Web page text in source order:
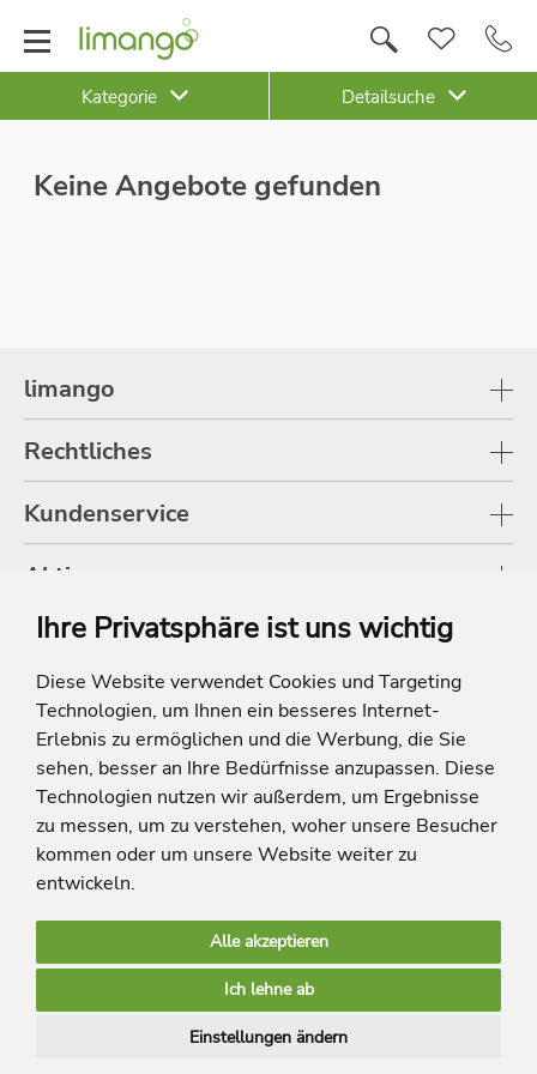
Ihre Privatsphäre ist uns wichtig
Diese Website verwendet Cookies und Targeting
Technologien, um Ihnen ein besseres Internet-
Erlebnis zu ermöglichen und die Werbung, die Sie
sehen, besser an Ihre Bedürfnisse anzupassen. Diese
Technologien nutzen wir außerdem, um Ergebnisse
zu messen, um zu verstehen, woher unsere Besucher
kommen oder um unsere Website weiter zu
entwickeln.
Alle akzeptieren
Ich lehne ab
Einstellungen ändern
Kategorie Detailsuche
Keine Angebote gefunden
limango
Rechtliches
Kundenservice
Aktionen
Shop
* Die Ersparnis bezieht sich auf die aktuellen Listenpreise der Hotels, bei
Paketangeboten auf die Summe der Preise der Einzelleistungen.
**Streichpreise beziehen sich auf die ursprünglichen Preise des Reiseveranstalters.
limango Apps